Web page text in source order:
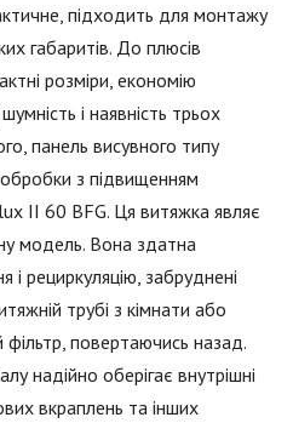
підходить для монтажу
габаритів. До плюсів
розміри, економію
і наявність трьох
панель висувного типу
з підвищенням
II 60 BFG. Ця витяжка являє
модель. Вона здатна
і рециркуляцію, забруднені
трубі з кімнати або
фільтр, повертаючись назад.
надійно оберігає внутрішні
вкраплень та інших